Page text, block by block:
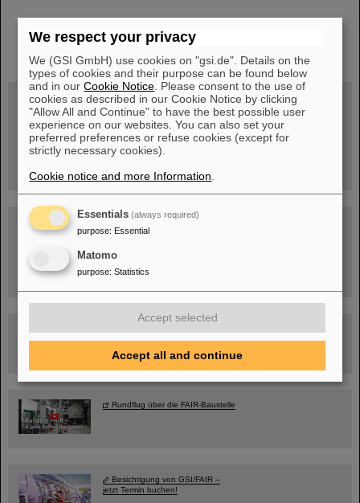
instagram linkedin youtubehelmholtz.socialfacebook
Mittwoch, 19.08.2026, 14 Uhr
Warum existiert nicht einfach nichts?
Hannah Elfner,
GSI/FAIR/Goethe-Universität
SCIENCE POP-UP
geöffnet Di – Fr,
Innenstadt Darmstadt
Rundflug über die FAIR-Baustelle
Besichtigung von GSI/FAIR –
jetzt Termin buchen!
We respect your privacy
We (GSI GmbH) use cookies on "gsi.de". Details on the
types of cookies and their purpose can be found below
and in ourCookie Notice . Please consent to the use of
cookies as described in our Cookie Notice by clicking
"Allow All and Continue" to have the best possible user
experience on our websites. You can also set your
preferred preferences or refuse cookies (except for
strictly necessary cookies).
Cookie notice and more Information
Essentials (always required)
purpose: Essential
Matomo
purpose: Statistics
Accept selected
Accept all and continue